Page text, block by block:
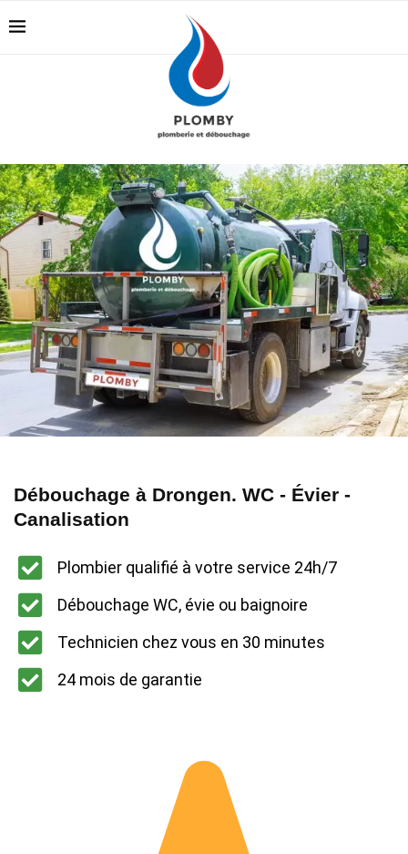
Débouchage à Drongen. WC - Évier -
Canalisation
Plombier qualifié à votre service 24h/7
Débouchage WC, évie ou baignoire
Technicien chez vous en 30 minutes
24 mois de garantie